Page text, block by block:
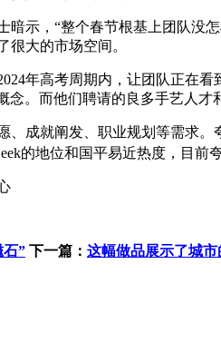
，“整个春节根基上团队没怎
很大的市场空间。
年高考周期内，让团队正在看
念。而他们聘请的良多手艺人才
成就阐发、职业规划等需求。
的地位和国平易近热度，目
石” 下一篇： 这幅做品展示了城